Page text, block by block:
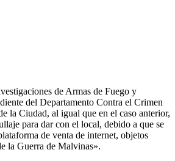
de Armas de Fuego y
del Departamento Contra el Crimen
la Ciudad, al igual que en el caso anterior,
para dar con el local, debido a que se
de venta de internet, objetos
la Guerra de Malvinas».